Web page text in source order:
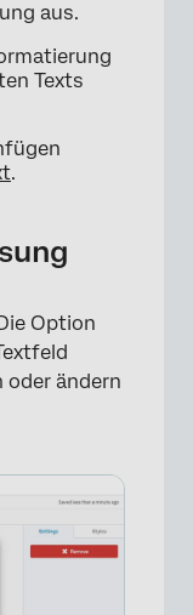
×
aus.
Texts
.
Option
oder ändern